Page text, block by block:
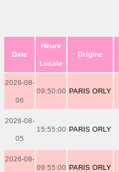
Date
Heure
Locale
Origine
2026-08-
06
09:50:00 PARIS ORLY
2026-08-
05
15:55:00 PARIS ORLY
2026-08-
09:55:00 PARIS ORLY